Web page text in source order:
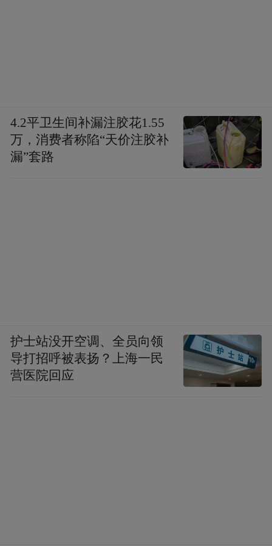
4.2平卫生间补漏注胶花1.55
万，消费者称陷“天价注胶补
漏”套路
护士站没开空调、全员向领
导打招呼被表扬？上海一民
营医院回应